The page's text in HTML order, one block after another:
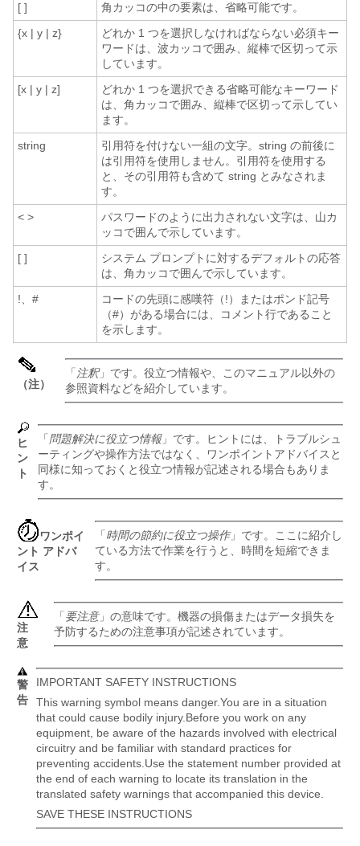
[ ]
角カッコの中の要素は、省略可能です。
{x | y | z}
どれか 1 つを選択しなければならない必須キー
ワードは、波カッコで囲み、縦棒で区切って示
しています。
[x | y | z]
どれか 1 つを選択できる省略可能なキーワード
は、角カッコで囲み、縦棒で区切って示してい
ます。
string
引用符を付けない一組の文字。string の前後に
は引用符を使用しません。引用符を使用する
と、その引用符も含めて string とみなされま
す。
< >
パスワードのように出力されない文字は、山カ
ッコで囲んで示しています。
[ ]
システム プロンプトに対するデフォルトの応答
は、角カッコで囲んで示しています。
!、#
コードの先頭に感嘆符（!）またはポンド記号
（#）がある場合には、コメント行であること
を示します。
（注）
「 注釈」です。役立つ情報や、このマニュアル以外の
参照資料などを紹介しています。
ヒ
ン
ト
「 問題解決に役立つ情報」です。ヒントには、トラブルシュ
ーティングや操作方法ではなく、ワンポイントアドバイスと
同様に知っておくと役立つ情報が記述される場合もありま
す。
ワンポイ
ント アドバ
イス
「 時間の節約に役立つ操作」です。ここに紹介し
ている方法で作業を行うと、時間を短縮できま
す。
注
意
「 要注意」の意味です。機器の損傷またはデータ損失を
予防するための注意事項が記述されています。
警
告
IMPORTANT SAFETY INSTRUCTIONS
This warning symbol means danger.You are in a situation
that could cause bodily injury.Before you work on any
equipment, be aware of the hazards involved with electrical
circuitry and be familiar with standard practices for
preventing accidents.Use the statement number provided at
the end of each warning to locate its translation in the
translated safety warnings that accompanied this device.
SAVE THESE INSTRUCTIONS